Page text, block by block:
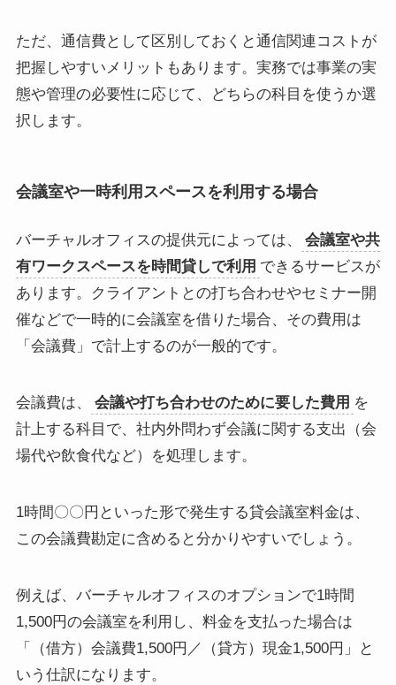
ただ、通信費として区別しておくと通信関連コストが
把握しやすいメリットもあります。実務では事業の実
態や管理の必要性に応じて、どちらの科目を使うか選
択します。
会議室や一時利用スペースを利用する場合
バーチャルオフィスの提供元によっては、
会議室や共
有ワークスペースを時間貸しで利用 できるサービスが
あります。クライアントとの打ち合わせやセミナー開
催などで一時的に会議室を借りた場合、その費用は
「会議費」で計上するのが一般的です。
会議費は、 会議や打ち合わせのために要した費用 を
計上する科目で、社内外問わず会議に関する支出（会
場代や飲食代など）を処理します。
1時間〇〇円といった形で発生する貸会議室料金は、
この会議費勘定に含めると分かりやすいでしょう。
例えば、バーチャルオフィスのオプションで1時間
1,500円の会議室を利用し、料金を支払った場合は
「（借方）会議費1,500円／（貸方）現金1,500円」と
いう仕訳になります。